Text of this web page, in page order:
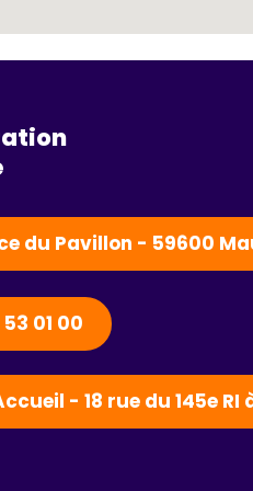
du Pavillon - 59600
01 00
- 18 rue du 145e